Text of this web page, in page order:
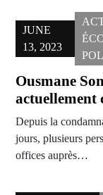
JUNE
13, 2023
Ousmane
Depuis la
jours, plusieurs
offices auprès…